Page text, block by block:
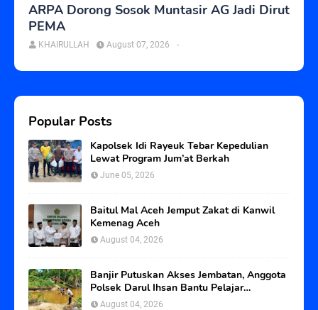
ARPA Dorong Sosok Muntasir AG Jadi Dirut
PEMA
KHAIRULLAH -
August 07, 2026
Popular Posts
Kapolsek Idi Rayeuk Tebar Kepedulian
Lewat Program Jum’at Berkah
June 05, 2026
Baitul Mal Aceh Jemput Zakat di Kanwil
Kemenag Aceh
August 04, 2026
Banjir Putuskan Akses Jembatan, Anggota
Polsek Darul Ihsan Bantu Pelajar
Seberangi Sungai
August 04, 2026